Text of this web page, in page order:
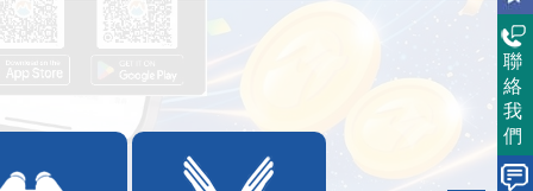
聯
絡
我
們